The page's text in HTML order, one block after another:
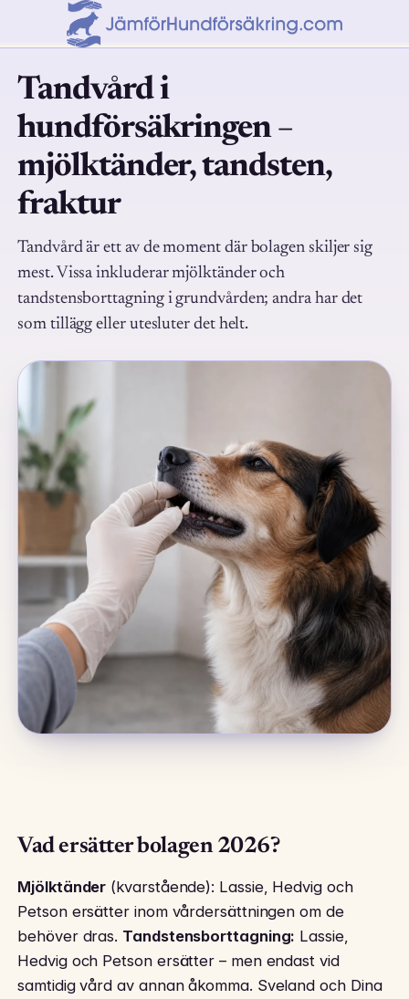
Tandvård i
hundförsäkringen –
mjölktänder, tandsten,
fraktur
Tandvård är ett av de moment där bolagen skiljer sig
mest. Vissa inkluderar mjölktänder och
tandstensborttagning i grundvården; andra har det
som tillägg eller utesluter det helt.
Vad ersätter bolagen 2026?
Mjölktänder (kvarstående): Lassie, Hedvig och
Petson ersätter inom vårdersättningen om de
behöver dras. Tandstensborttagning: Lassie,
Hedvig och Petson ersätter – men endast vid
samtidig vård av annan åkomma. Sveland och Dina